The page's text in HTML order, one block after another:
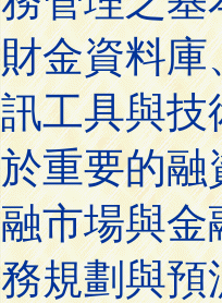
財金資料庫
訊工具與技
於重要的融
融市場與金
務規劃與預